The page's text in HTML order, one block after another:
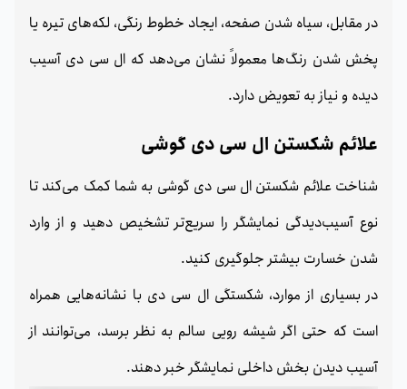
در مقابل، سیاه شدن صفحه، ایجاد خطوط رنگی، لکه‌های تیره یا
پخش شدن رنگ‌ها معمولاً نشان می‌دهد که ال سی دی آسیب
دیده و نیاز به تعویض دارد.
علائم شکستن ال سی دی گوشی
شناخت علائم شکستن ال سی دی گوشی به شما کمک می‌کند تا
نوع آسیب‌دیدگی نمایشگر را سریع‌تر تشخیص دهید و از وارد
شدن خسارت بیشتر جلوگیری کنید.
در بسیاری از موارد، شکستگی ال سی دی با نشانه‌هایی همراه
است که حتی اگر شیشه رویی سالم به نظر برسد، می‌توانند از
آسیب دیدن بخش داخلی نمایشگر خبر دهند.